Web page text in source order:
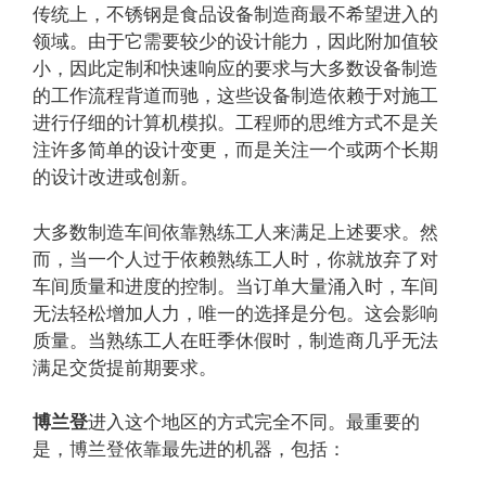
传统上，不锈钢是食品设备制造商最不希望进入的
领域。由于它需要较少的设计能力，因此附加值较
小，因此定制和快速响应的要求与大多数设备制造
的工作流程背道而驰，这些设备制造依赖于对施工
进行仔细的计算机模拟。工程师的思维方式不是关
注许多简单的设计变更，而是关注一个或两个长期
的设计改进或创新。
大多数制造车间依靠熟练工人来满足上述要求。然
而，当一个人过于依赖熟练工人时，你就放弃了对
车间质量和进度的控制。当订单大量涌入时，车间
无法轻松增加人力，唯一的选择是分包。这会影响
质量。当熟练工人在旺季休假时，制造商几乎无法
满足交货提前期要求。
博兰登进入这个地区的方式完全不同。最重要的
是，博兰登依靠最先进的机器，包括：